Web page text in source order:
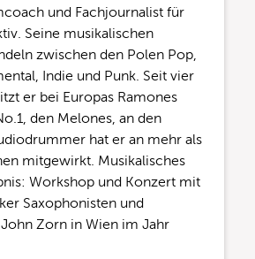
und Fachjournalist für
Seine musikalischen
zwischen den Polen Pop,
Indie und Punk. Seit vier
er bei Europas Ramones
den Melones, an den
hat er an mehr als
mitgewirkt. Musikalisches
Workshop und Konzert mit
Saxophonisten und
Zorn in Wien im Jahr